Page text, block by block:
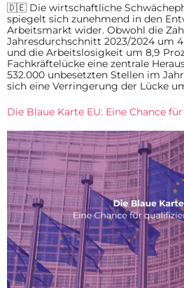
🇩🇪 Die wirtschaftliche
spiegelt sich zunehmend in den
Arbeitsmarkt wider. Obwohl die
Jahresdurchschnitt 2023/2024 um
und die Arbeitslosigkeit um 8,9
Fachkräftelücke eine zentrale
532.000 unbesetzten Stellen im
sich eine Verringerung der Lücke
Die Blaue Karte EU: Eine Chance